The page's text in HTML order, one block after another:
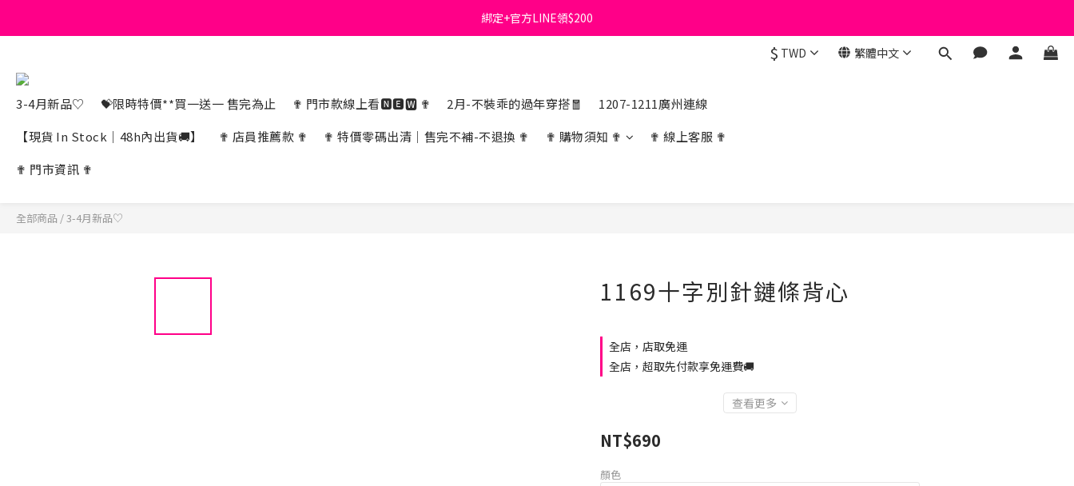
首購免運費🚚
綁定+官方LINE領$200
$ TWD 繁體中文
3-4月新品♡ 💝限時特價**買一送一 售完為止 ✟ 門市款線上看🅽🅴🆆 ✟ 2月-不裝乖的過年穿搭🧧
1207-1211廣州連線
【現貨 In Stock｜48h內出貨🚚】
✟ 店員推薦款 ✟ ✟ 特價零碼出清｜售完不補-不退換 ✟ ✟ 購物須知 ✟
✟ 線上客服 ✟
✟ 門市資訊 ✟
全部商品 /3-4月新品♡
1169十字別針鏈條背心
全店，店取免運
全店，超取先付款享免運費🚚
查看更多
NT$690
顏色